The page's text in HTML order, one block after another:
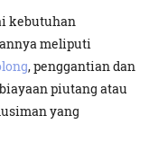
kebutuhan
meliputi
, penggantian dan
piutang atau
yang